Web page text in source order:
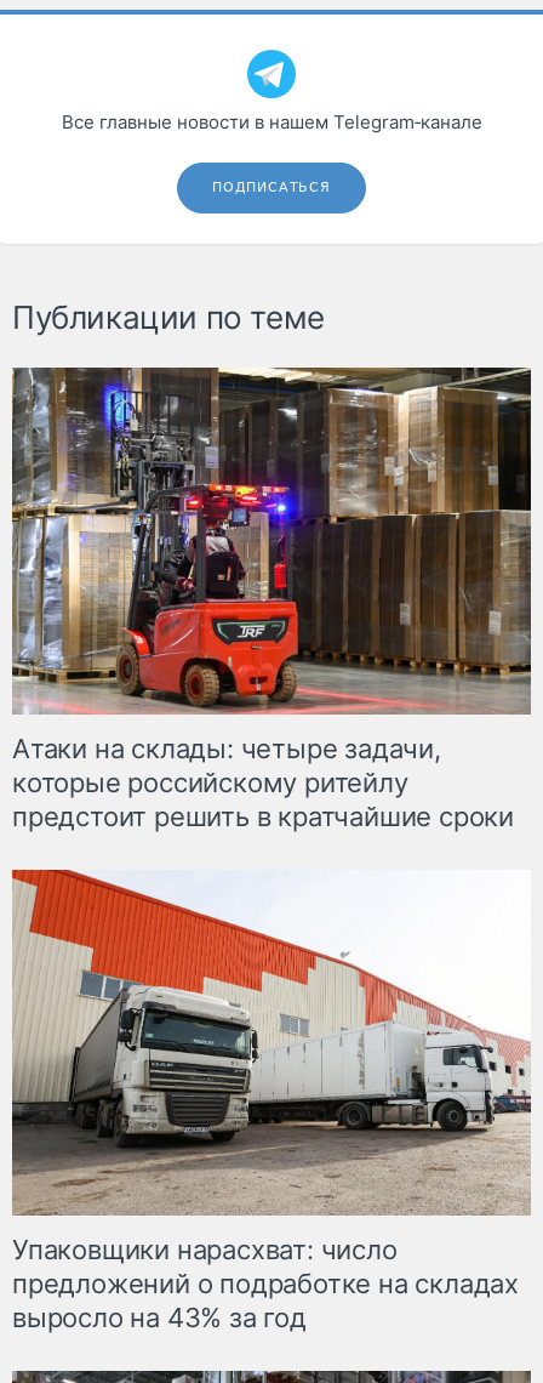
Все главные новости в нашем Telegram‑канале
ПОДПИСАТЬСЯ
Публикации по теме
Атаки на склады: четыре задачи,
которые российскому ритейлу
предстоит решить в кратчайшие сроки
Упаковщики нарасхват: число
предложений о подработке на складах
выросло на 43% за год